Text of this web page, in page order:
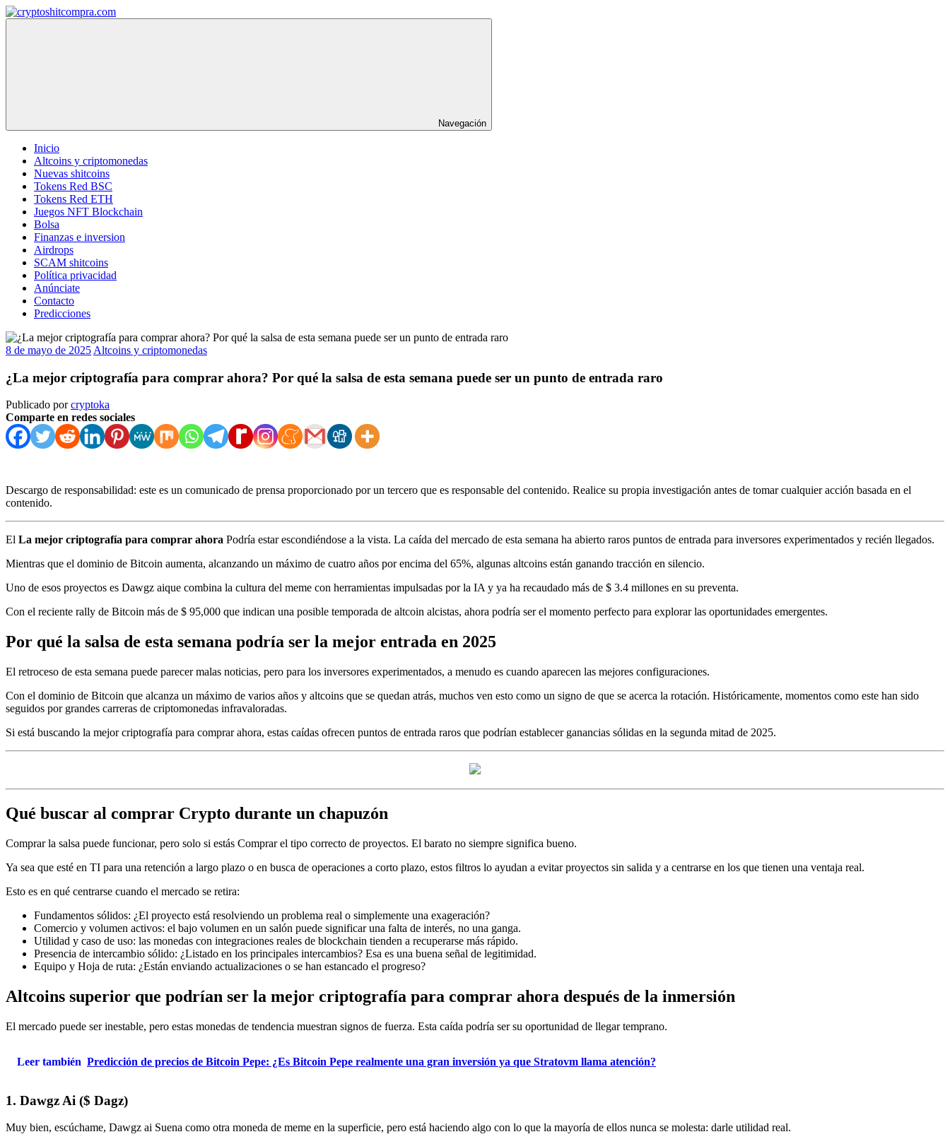
Saltar
al
Navegación
Inicio
Altcoins y criptomonedas
Nuevas shitcoins
Tokens Red BSC
Tokens Red ETH
Juegos NFT Blockchain
Bolsa
Finanzas e inversion
Airdrops
SCAM shitcoins
Política privacidad
Anúnciate
Contacto
Predicciones
8 de mayo de 2025 Altcoins y criptomonedas
¿La mejor criptografía para comprar ahora? Por qué la salsa de esta semana puede ser un punto de entrada raro
Publicado porcryptoka
Comparte en redes sociales
Descargo de responsabilidad: este es un comunicado de prensa proporcionado por un tercero que es responsable del contenido. Realice su propia investigación antes de tomar cualquier acción basada en el
contenido.
El La mejor criptografía para comprar ahora Podría estar escondiéndose a la vista. La caída del mercado de esta semana ha abierto raros puntos de entrada para inversores experimentados y recién llegados.
Mientras que el dominio de Bitcoin aumenta, alcanzando un máximo de cuatro años por encima del 65%, algunas altcoins están ganando tracción en silencio.
Uno de esos proyectos es Dawgz aique combina la cultura del meme con herramientas impulsadas por la IA y ya ha recaudado más de $ 3.4 millones en su preventa.
Con el reciente rally de Bitcoin más de $ 95,000 que indican una posible temporada de altcoin alcistas, ahora podría ser el momento perfecto para explorar las oportunidades emergentes.
Por qué la salsa de esta semana podría ser la mejor entrada en 2025
El retroceso de esta semana puede parecer malas noticias, pero para los inversores experimentados, a menudo es cuando aparecen las mejores configuraciones.
Con el dominio de Bitcoin que alcanza un máximo de varios años y altcoins que se quedan atrás, muchos ven esto como un signo de que se acerca la rotación. Históricamente, momentos como este han sido
seguidos por grandes carreras de criptomonedas infravaloradas.
Si está buscando la mejor criptografía para comprar ahora, estas caídas ofrecen puntos de entrada raros que podrían establecer ganancias sólidas en la segunda mitad de 2025.
Qué buscar al comprar Crypto durante un chapuzón
Comprar la salsa puede funcionar, pero solo si estás Comprar el tipo correcto de proyectos. El barato no siempre significa bueno.
Ya sea que esté en TI para una retención a largo plazo o en busca de operaciones a corto plazo, estos filtros lo ayudan a evitar proyectos sin salida y a centrarse en los que tienen una ventaja real.
Esto es en qué centrarse cuando el mercado se retira:
Fundamentos sólidos: ¿El proyecto está resolviendo un problema real o simplemente una exageración?
Comercio y volumen activos: el bajo volumen en un salón puede significar una falta de interés, no una ganga.
Utilidad y caso de uso: las monedas con integraciones reales de blockchain tienden a recuperarse más rápido.
Presencia de intercambio sólido: ¿Listado en los principales intercambios? Esa es una buena señal de legitimidad.
Equipo y Hoja de ruta: ¿Están enviando actualizaciones o se han estancado el progreso?
Altcoins superior que podrían ser la mejor criptografía para comprar ahora después de la inmersión
El mercado puede ser inestable, pero estas monedas de tendencia muestran signos de fuerza. Esta caída podría ser su oportunidad de llegar temprano.
Leer también Predicción de precios de Bitcoin Pepe: ¿Es Bitcoin Pepe realmente una gran inversión ya que Stratovm llama atención?
1. Dawgz Ai ($ Dagz)
Muy bien, escúchame, Dawgz ai Suena como otra moneda de meme en la superficie, pero está haciendo algo con lo que la mayoría de ellos nunca se molesta: darle utilidad real.